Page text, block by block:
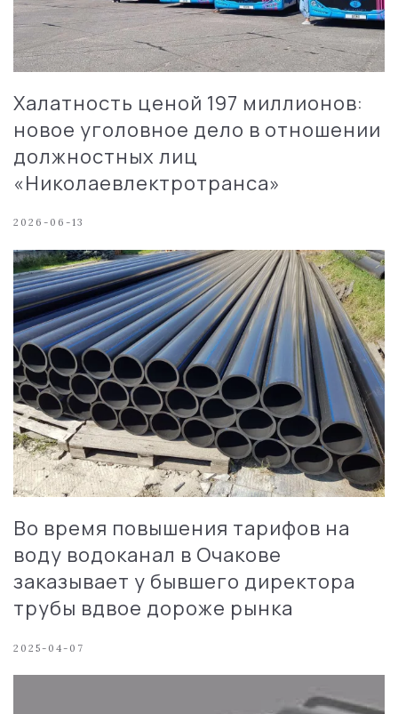
Халатность ценой 197 миллионов:
новое уголовное дело в отношении
должностных лиц
«Николаевлектротранса»
2026-06-13
Во время повышения тарифов на
воду водоканал в Очакове
заказывает у бывшего директора
трубы вдвое дороже рынка
2025-04-07